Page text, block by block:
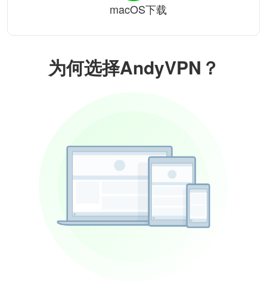
为何选择AndyVPN？
macOS下载